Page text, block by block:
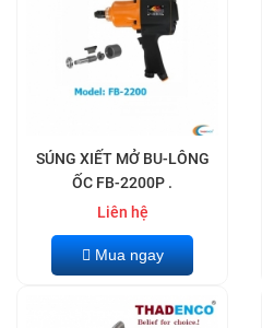
SÚNG XIẾT MỞ BU-LÔNG
ỐC FB-2200P .
Liên hệ
Mua ngay